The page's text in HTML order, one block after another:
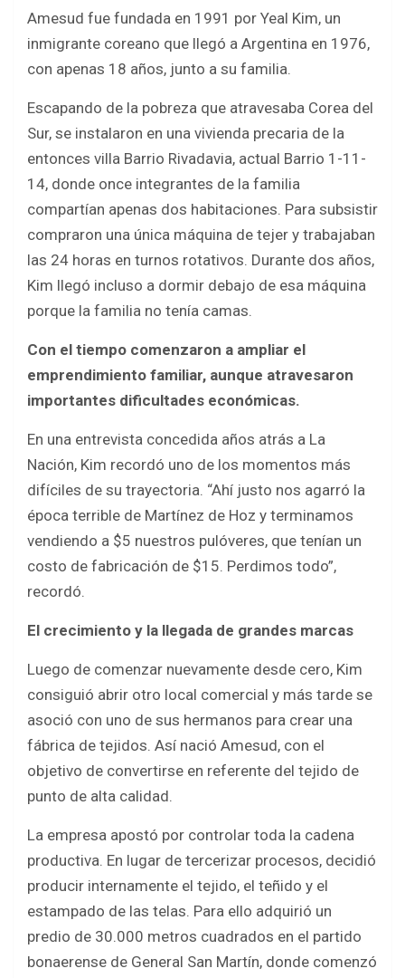
Amesud fue fundada en 1991 por Yeal Kim, un
inmigrante coreano que llegó a Argentina en 1976,
con apenas 18 años, junto a su familia.
Escapando de la pobreza que atravesaba Corea del
Sur, se instalaron en una vivienda precaria de la
entonces villa Barrio Rivadavia, actual Barrio 1-11-
14, donde once integrantes de la familia
compartían apenas dos habitaciones. Para subsistir
compraron una única máquina de tejer y trabajaban
las 24 horas en turnos rotativos. Durante dos años,
Kim llegó incluso a dormir debajo de esa máquina
porque la familia no tenía camas.
Con el tiempo comenzaron a ampliar el
emprendimiento familiar, aunque atravesaron
importantes dificultades económicas.
En una entrevista concedida años atrás a La
Nación, Kim recordó uno de los momentos más
difíciles de su trayectoria. “Ahí justo nos agarró la
época terrible de Martínez de Hoz y terminamos
vendiendo a $5 nuestros pulóveres, que tenían un
costo de fabricación de $15. Perdimos todo”,
recordó.
El crecimiento y la llegada de grandes marcas
Luego de comenzar nuevamente desde cero, Kim
consiguió abrir otro local comercial y más tarde se
asoció con uno de sus hermanos para crear una
fábrica de tejidos. Así nació Amesud, con el
objetivo de convertirse en referente del tejido de
punto de alta calidad.
La empresa apostó por controlar toda la cadena
productiva. En lugar de tercerizar procesos, decidió
producir internamente el tejido, el teñido y el
estampado de las telas. Para ello adquirió un
predio de 30.000 metros cuadrados en el partido
bonaerense de General San Martín, donde comenzó